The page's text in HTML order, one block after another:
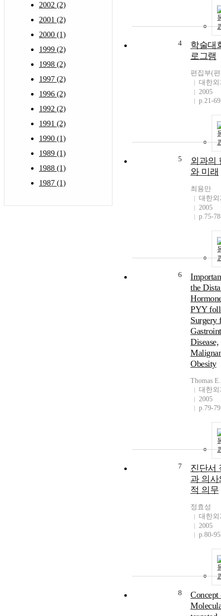
2002 (2)
2001 (2)
2000 (1)
1999 (2)
1998 (2)
1997 (2)
1996 (2)
1992 (2)
1991 (2)
1990 (1)
1989 (1)
1988 (1)
1987 (1)
4
학술대
로그램
편집부(
대한
2005
p.21-69
5
외과의
와 미래
최용만
대한
2005
p.75-78
6
the
PYY
Surgery
Disease,
Obesity
Thomas
대한
2005
p.79-79
7
진단서
과 의사
적 의무
정효성
대한
2005
p.80-95
8
Concept